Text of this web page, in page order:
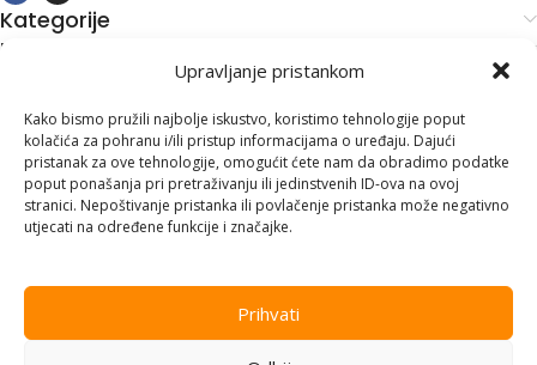
Upravljanje pristankom
Kako bismo pružili najbolje iskustvo, koristimo tehnologije poput
kolačića za pohranu i/ili pristup informacijama o uređaju. Dajući
pristanak za ove tehnologije, omogućit ćete nam da obradimo podatke
poput ponašanja pri pretraživanju ili jedinstvenih ID-ova na ovoj
stranici. Nepoštivanje pristanka ili povlačenje pristanka može negativno
utjecati na određene funkcije i značajke.
Prihvati
Kategorije
Kupovina i podrška
Kontakt informacije
Branilaca Bosne, 75 300 Lukavac
+387 35 555 999
info@pconer.ba